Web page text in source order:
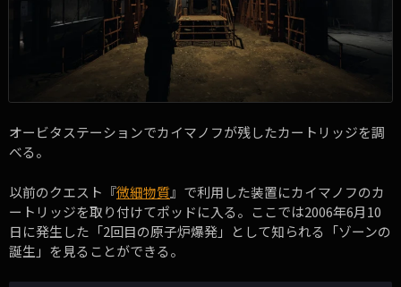
オービタステーションでカイマノフが残したカートリッジを調
べる。
以前のクエスト『微細物質』で利用した装置にカイマノフのカ
ートリッジを取り付けてポッドに入る。ここでは2006年6月10
日に発生した「2回目の原子炉爆発」として知られる「ゾーンの
誕生」を見ることができる。